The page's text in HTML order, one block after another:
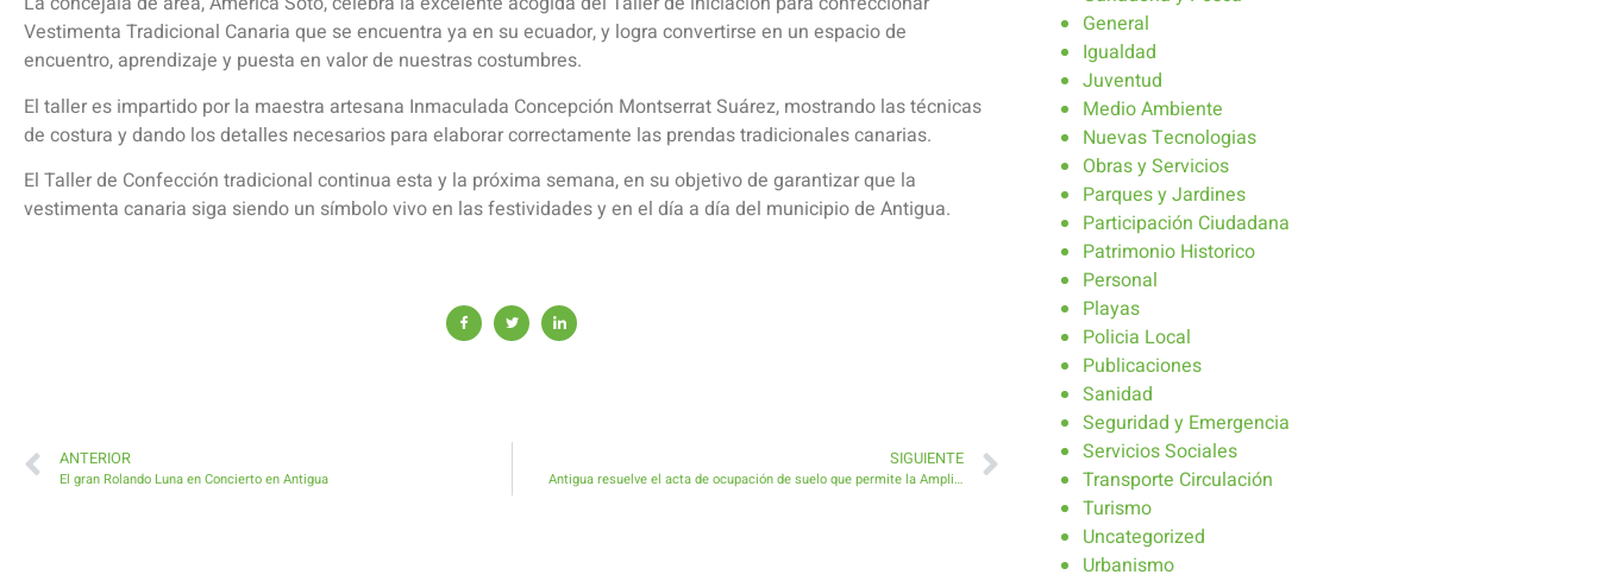
Vestimenta Tradicional Canaria que se encuentra ya en su ecuador, y logra convertirse en un espacio de
encuentro, aprendizaje y puesta en valor de nuestras costumbres.
El taller es impartido por la maestra artesana Inmaculada Concepción Montserrat Suárez, mostrando las técnicas
de costura y dando los detalles necesarios para elaborar correctamente las prendas tradicionales canarias.
El Taller de Confección tradicional continua esta y la próxima semana, en su objetivo de garantizar que la
vestimenta canaria siga siendo un símbolo vivo en las festividades y en el día a día del municipio de Antigua.
ANTERIOR
El gran Rolando Luna en Concierto en Antigua
SIGUIENTE
Antigua resuelve el acta de ocupación de suelo que permite la Ampliación del Cementerio y nuevos servicios funerarios
General
Igualdad
Juventud
Medio Ambiente
Nuevas Tecnologias
Obras y Servicios
Parques y Jardines
Participación Ciudadana
Patrimonio Historico
Personal
Playas
Policia Local
Publicaciones
Sanidad
Seguridad y Emergencia
Servicios Sociales
Transporte Circulación
Turismo
Uncategorized
Urbanismo